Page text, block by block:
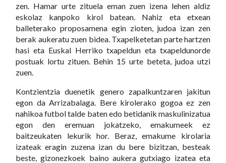
zen. Hamar urte zituela eman zuen izena lehen aldiz
eskolaz kanpoko kirol batean. Nahiz eta etxean
balleterako proposamena egin zioten, judoa izan zen
berak aukeratu zuen bidea. Txapelketetan parte hartzen
hasi eta Euskal Herriko txapeldun eta txapeldunorde
postuak lortu zituen. Behin 15 urte beteta, judoa utzi
zuen.
Kontzientzia duenetik genero zapalkuntzaren jakitun
egon da Arrizabalaga. Bere kirolerako gogoa ez zen
nahikoa futbol talde baten edo betidanik maskulinizatua
egon den eremuan jokatzeko, emakumeek ez
baitzeukaten lekurik hor. Beraz, emakume kirolaria
izateak eragin zuzena izan du bere bizitzan, besteak
beste, gizonezkoek baino aukera gutxiago izatea eta